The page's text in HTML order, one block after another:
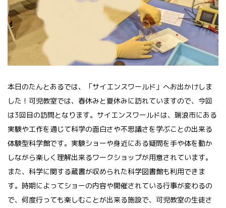
本日のたんとあるでは、「サイエンスワールド」へお出かけしま
した！可児教室では、春休みと夏休みに訪れていますので、今回
は3回目の訪問となります。サイエンスワールドは、瑞浪市にある
実験や工作を通じて科学の面白さや不思議さを学ぶことの出来る
体験型科学館です。実験ショーや身近にある疑問を手や体を動か
しながら楽しく理解出来るワークショップが用意されています。
また、科学に関する蔵書が収められた科学図書館も利用できま
す。時期によってショーの内容や開催されている行事が変わるの
で、何度行っても楽しむことが出来る施設で、可児教室の生徒さ